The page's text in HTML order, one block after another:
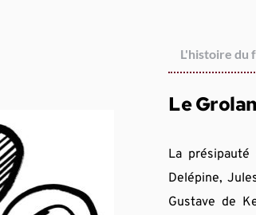
L'histoire du
Le
La
Delépine,
Gustave de